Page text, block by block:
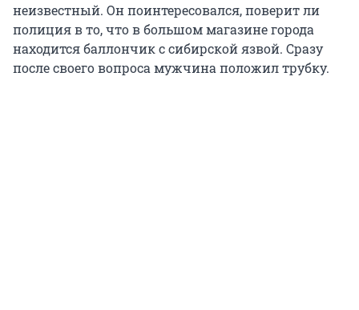
неизвестный. Он поинтересовался, поверит ли
полиция в то, что в большом магазине города
находится баллончик с сибирской язвой. Сразу
после своего вопроса мужчина положил трубку.